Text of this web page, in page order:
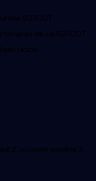
SOTCOT
de La SOTCOT
2, nouvelle medina 3